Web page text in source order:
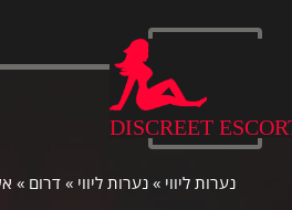
DISCREET
נערות ליווי »נערות ליווי »דרום »